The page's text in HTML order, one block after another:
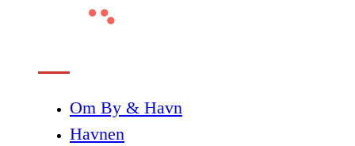
Om By & Havn
Havnen